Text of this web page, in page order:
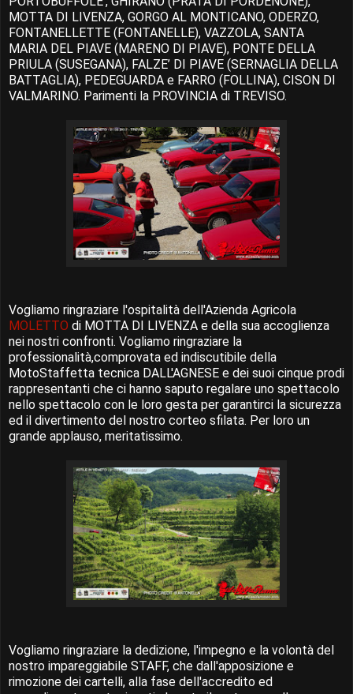
MOTTA DI LIVENZA, GORGO AL MONTICANO, ODERZO,
FONTANELLETTE (FONTANELLE), VAZZOLA, SANTA
MARIA DEL PIAVE (MARENO DI PIAVE), PONTE DELLA
PRIULA (SUSEGANA), FALZE’ DI PIAVE (SERNAGLIA DELLA
BATTAGLIA), PEDEGUARDA e FARRO (FOLLINA), CISON DI
VALMARINO. Parimenti la PROVINCIA di TREVISO.
Vogliamo ringraziare l'ospitalità dell'Azienda Agricola
MOLETTO di MOTTA DI LIVENZA e della sua accoglienza
nei nostri confronti. Vogliamo ringraziare la
professionalità,comprovata ed indiscutibile della
MotoStaffetta tecnica DALL'AGNESE e dei suoi cinque prodi
rappresentanti che ci hanno saputo regalare uno spettacolo
nello spettacolo con le loro gesta per garantirci la sicurezza
ed il divertimento del nostro corteo sfilata. Per loro un
grande applauso, meritatissimo.
Vogliamo ringraziare la dedizione, l'impegno e la volontà del
nostro impareggiabile STAFF, che dall'apposizione e
rimozione dei cartelli, alla fase dell'accredito ed